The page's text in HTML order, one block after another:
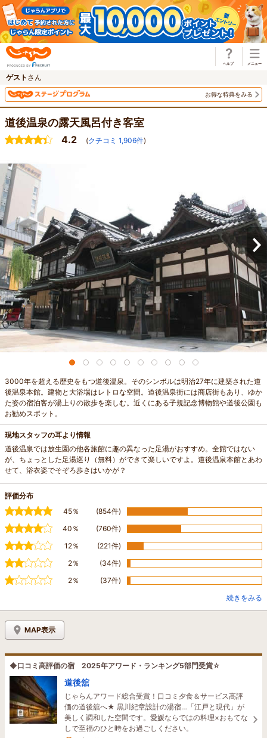
ゲスト さん
お得な特典をみる
道後温泉の露天風呂付き客室
4.2 (クチコミ 1,906件)
3000年を超える歴史をもつ道後温泉。そのシンボルは明治27年に建築された道
後温泉本館。建物と大浴場はレトロな空間。道後温泉街には商店街もあり、ゆか
た姿の宿泊客が湯上りの散歩を楽しむ。近くにある子規記念博物館や道後公園も
お勧めスポット。
現地スタッフの耳より情報
道後温泉では放生園の他各旅館に趣の異なった足湯がおすすめ。全館ではない
が、ちょっとした足湯巡り（無料）ができて楽しいですよ。道後温泉本館とあわ
せて、浴衣姿でそぞろ歩きはいかが？
評価分布
45％
(854件)
40％
(760件)
12％
(221件)
2％
(34件)
2％
(37件)
続きをみる
MAP表示
◆口コミ高評価の宿 2025年アワード・ランキング5部門受賞☆
道後舘
じゃらんアワード総合受賞！口コミ夕食＆サービス高評
価の道後舘へ★ 黒川紀章設計の湯宿…「江戸と現代」が
美しく調和した空間です。愛媛ならではの料理×おもてな
しで至福のひと時をお過ごしください。
1名がこの宿を見ています